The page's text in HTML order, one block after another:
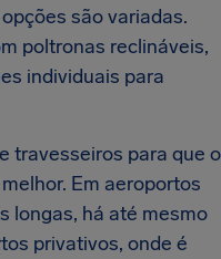
são variadas.
poltronas reclináveis,
individuais para
travesseiros para que o
Em aeroportos
longas, há até mesmo
privativos, onde é